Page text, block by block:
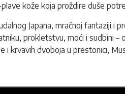
kože koja proždire duše
Japana, mračnoj fantaziji i
prokletstvu, moći i sudbini –
i krvavih dvoboja u prestonici,